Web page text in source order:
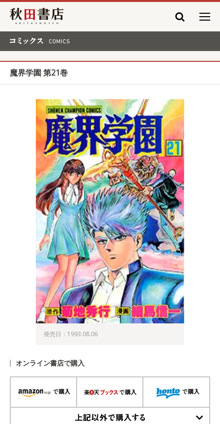
秋田書店
魔界学園 第21巻
発売日：1993.08.06
オンライン書店で購入